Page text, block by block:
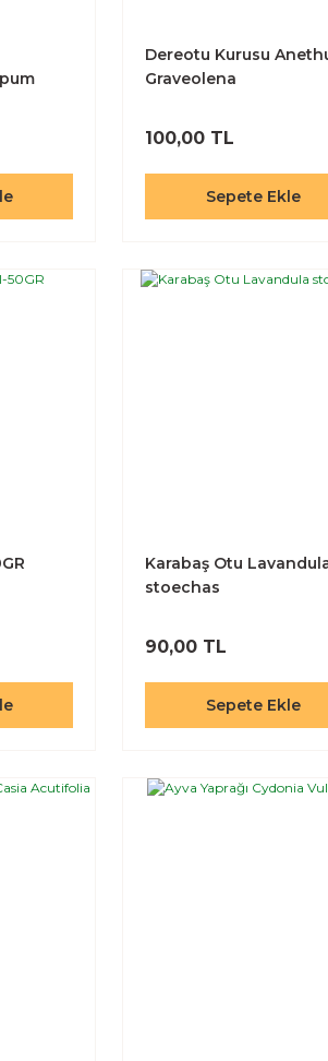
Dereotu Kurusu
Graveolena
100,00 TL
Sepete Ekle
Karabaş Otu
stoechas
90,00 TL
Sepete Ekle